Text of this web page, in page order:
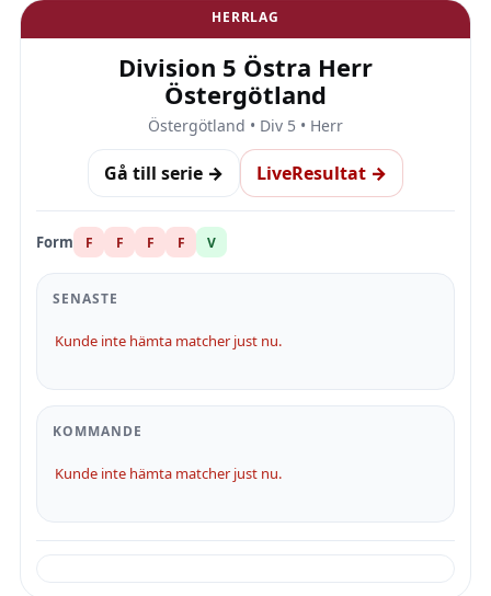
HERRLAG
Division 5 Östra Herr
Östergötland
Östergötland • Div 5 • Herr
Gå till serie → LiveResultat →
Form F F F F V
SENASTE
Kunde inte hämta matcher just nu.
KOMMANDE
Kunde inte hämta matcher just nu.